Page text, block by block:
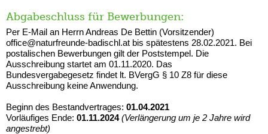
Abgabeschluss für Bewerbungen:
Per E-Mail an Herrn Andreas De Bettin (Vorsitzender)
office@naturfreunde-badischl.at bis spätestens 28.02.2021. Bei
postalischen Bewerbungen gilt der Poststempel. Die
Ausschreibung startet am 01.11.2020. Das
Bundesvergabegesetz findet lt. BVergG § 10 Z8 für diese
Ausschreibung keineAnwendung.
Beginn des Bestandvertrages: 01.04.2021
Vorläufiges Ende: 01.11.2024(Verlängerung um je 2 Jahre wird
angestrebt)